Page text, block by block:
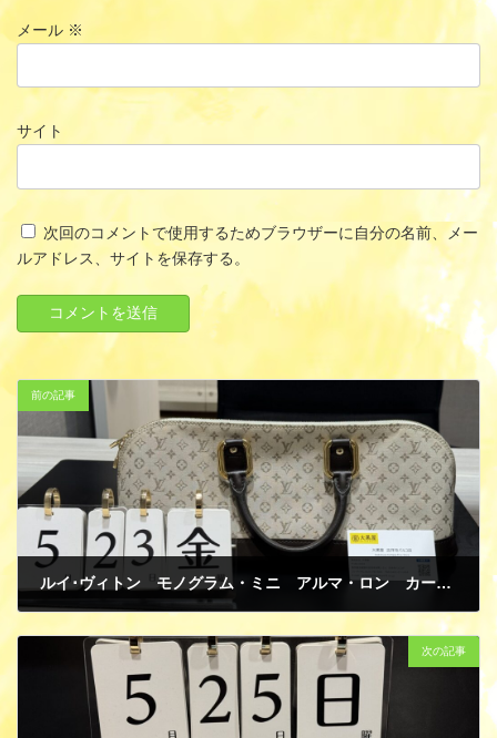
メール ※
サイト
次回のコメントで使用するためブラウザーに自分の名前、メー
ルアドレス、サイトを保存する。
前の記事
ルイ･ヴィトン モノグラム・ミニ アルマ・ロン カーキ M92205 ハンドバッグ 買取
次の記事